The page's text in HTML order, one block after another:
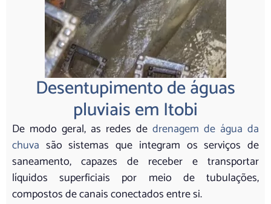
Desentupimento de águas
pluviais em Itobi
De modo geral, as redes de drenagem de água da
chuva são sistemas que integram os serviços de
saneamento, capazes de receber e transportar
líquidos superficiais por meio de tubulações,
compostos de canais conectados entre si.